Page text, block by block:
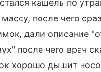
кашель по
после чего
дали описание
после чего врач
хорошо дышит